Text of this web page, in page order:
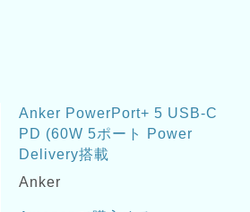
Anker PowerPort+ 5 USB-C
PD (60W 5ポート Power
Delivery搭載
Anker